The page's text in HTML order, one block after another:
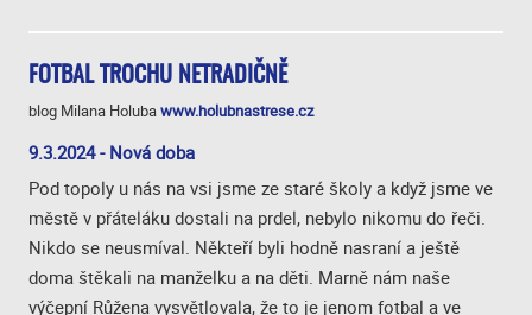
FOTBAL TROCHU NETRADIČNĚ
blog Milana Holubawww.holubnastrese.cz
9.3.2024 - Nová doba
Pod topoly u nás na vsi jsme ze staré školy a když jsme ve
městě v přáteláku dostali na prdel, nebylo nikomu do řeči.
Nikdo se neusmíval. Někteří byli hodně nasraní a ještě
doma štěkali na manželku a na děti. Marně nám naše
výčepní Růžena vysvětlovala, že to je jenom fotbal a ve